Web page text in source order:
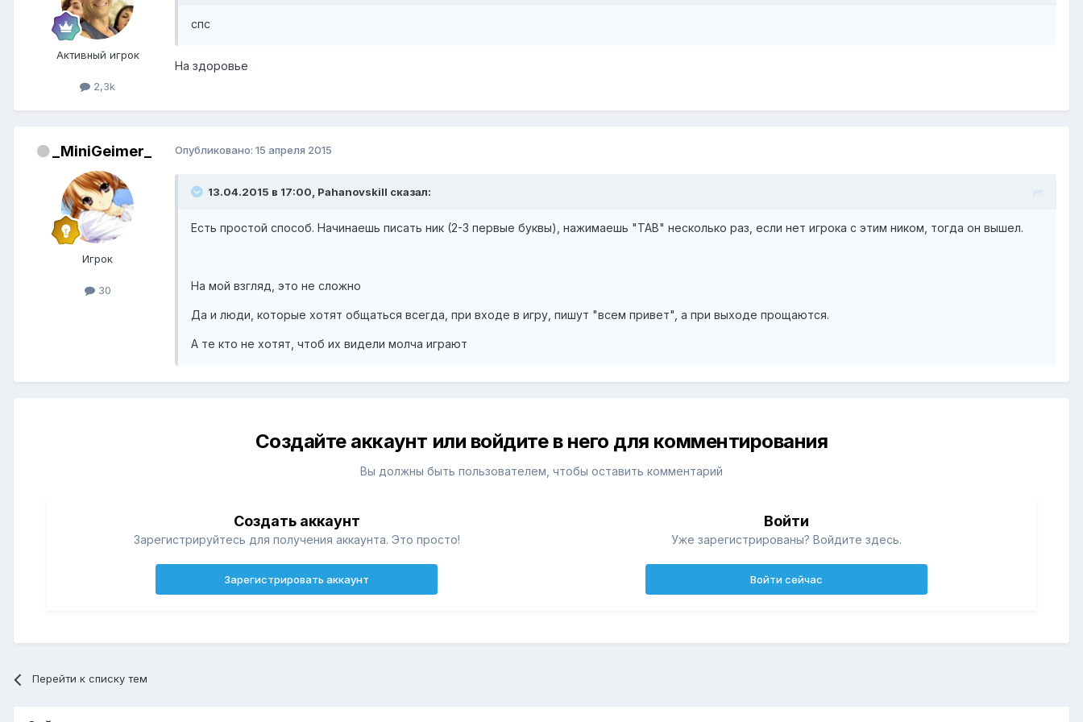
Активный игрок
2,3k
спс
На здоровье
_MiniGeimer_
Игрок
30
Опубликовано: 15 апреля 2015
13.04.2015 в 17:00, Pahanovskill сказал:
Есть простой способ. Начинаешь писать ник (2-3 первые буквы), нажимаешь "TAB" несколько раз, если нет игрока с этим ником, тогда он вышел.
На мой взгляд, это не сложно
Да и люди, которые хотят общаться всегда, при входе в игру, пишут "всем привет", а при выходе прощаются.
А те кто не хотят, чтоб их видели молча играют
Создайте аккаунт или войдите в него для комментирования
Вы должны быть пользователем, чтобы оставить комментарий
Создать аккаунт
Зарегистрируйтесь для получения аккаунта. Это просто!
Зарегистрировать аккаунт
Войти
Уже зарегистрированы? Войдите здесь.
Войти сейчас
Перейти к списку тем